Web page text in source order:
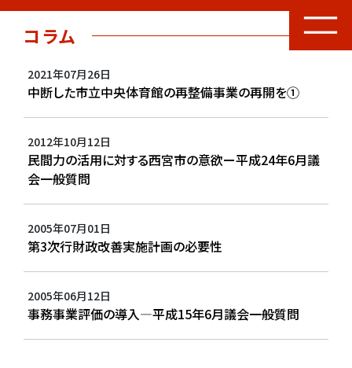
コラム
2021年07月26日
中断した市立中央体育館の再整備事業の再開を①
2012年10月12日
民間力の活用に対する西宮市の意欲ー平成24年6月議
会一般質問
2005年07月01日
第3次行財政改善実施計画の必要性
2005年06月12日
事務事業評価の導入―平成15年6月議会一般質問